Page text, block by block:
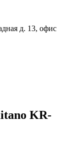
д. 13, офис
KR-